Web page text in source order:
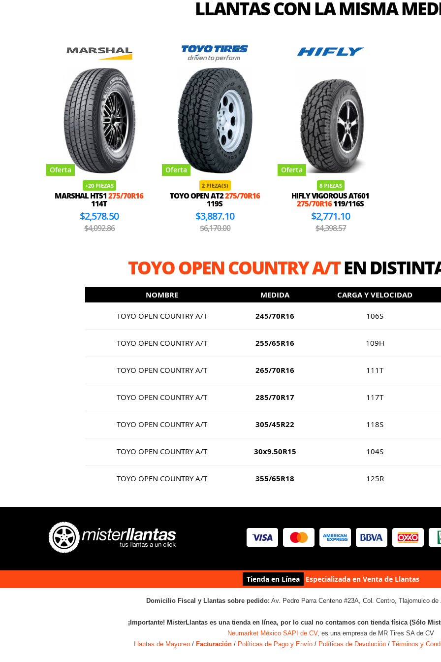
LLANTAS CON LA MISMA
Oferta
+20 PIEZAS
MARSHAL HT51275/70R16
114T
$2,578.50
$4,092.86
Oferta
2 PIEZA(S)
TOYO OPEN AT2275/70R16
119S
$3,887.10
$6,170.00
Oferta
8 PIEZAS
HIFLY VIGOROUS AT601
275/70R16119/116S
$2,771.10
$4,398.57
TOYO OPEN COUNTRY A/TEN
NOMBRE MEDIDA CARGA Y VELOCIDAD
TOYO OPEN COUNTRY A/T 245/70R16 106S
TOYO OPEN COUNTRY A/T 255/65R16 109H
TOYO OPEN COUNTRY A/T 265/70R16 111T
TOYO OPEN COUNTRY A/T 285/70R17 117T
TOYO OPEN COUNTRY A/T 305/45R22 118S
TOYO OPEN COUNTRY A/T 30x9.50R15 104S
TOYO OPEN COUNTRY A/T 355/65R18 125R
Tienda en Línea Especializada en Venta de Llantas
Domicilio Fiscal y Llantas sobre pedido: Av. Pedro Parra Centeno #23A, Col. Centro, Tlajomulco
¡Importante! MisterLlantas es una tienda en línea, por lo cual no contamos con tienda física (Sólo
Neumarket México SAPI de CV, es una empresa de MR Tires SA de CV
Llantas de Mayoreo/ Facturación/ Políticas de Pago y Envío/ Políticas de Devolución/ Términos y